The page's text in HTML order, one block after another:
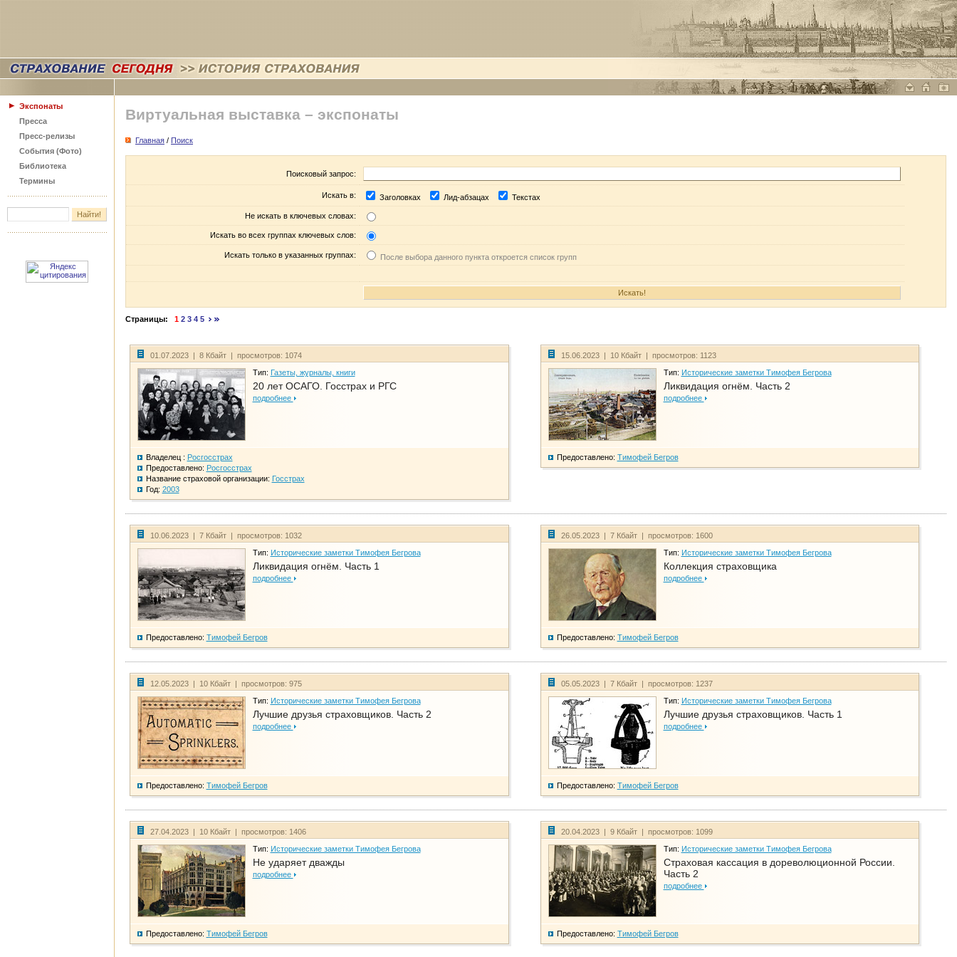
Экспонаты
Пресса
Пресс-релизы
События (Фото)
Библиотека
Термины
Виртуальная выставка – экспонаты
Главная / Поиск
Поисковый запрос:
Искать в: Заголовках Лид-абзацах Текстах
Не искать в ключевых словах:
Искать во всех группах ключевых слов:
Искать только в указанных группах: После выбора данного пункта откроется список групп
Страницы: 1 2 3 4 5
01.07.2023 | 8 Кбайт | просмотров: 1074
Тип: Газеты, журналы, книги
20 лет ОСАГО. Госстрах и РГС
подробнее
Владелец : Росгосстрах
Предоставлено: Росгосстрах
Название страховой организации: Госстрах
Год: 2003
15.06.2023 | 10 Кбайт | просмотров: 1123
Тип: Исторические заметки Тимофея Бегрова
Ликвидация огнём. Часть 2
подробнее
Предоставлено: Тимофей Бегров
10.06.2023 | 7 Кбайт | просмотров: 1032
Тип: Исторические заметки Тимофея Бегрова
Ликвидация огнём. Часть 1
подробнее
Предоставлено: Тимофей Бегров
26.05.2023 | 7 Кбайт | просмотров: 1600
Тип: Исторические заметки Тимофея Бегрова
Коллекция страховщика
подробнее
Предоставлено: Тимофей Бегров
12.05.2023 | 10 Кбайт | просмотров: 975
Тип: Исторические заметки Тимофея Бегрова
Лучшие друзья страховщиков. Часть 2
подробнее
Предоставлено: Тимофей Бегров
05.05.2023 | 7 Кбайт | просмотров: 1237
Тип: Исторические заметки Тимофея Бегрова
Лучшие друзья страховщиков. Часть 1
подробнее
Предоставлено: Тимофей Бегров
27.04.2023 | 10 Кбайт | просмотров: 1406
Тип: Исторические заметки Тимофея Бегрова
Не ударяет дважды
подробнее
Предоставлено: Тимофей Бегров
20.04.2023 | 9 Кбайт | просмотров: 1099
Тип: Исторические заметки Тимофея Бегрова
Страховая кассация в дореволюционной России.
Часть 2
подробнее
Предоставлено: Тимофей Бегров